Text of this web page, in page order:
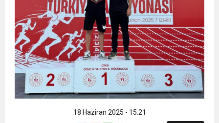
18 Haziran 2025 - 15:21